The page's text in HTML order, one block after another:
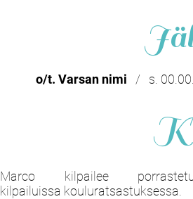
o/t. Varsan nimi / s.
Marco kilpailee
kilpailuissa kouluratsastuksessa.